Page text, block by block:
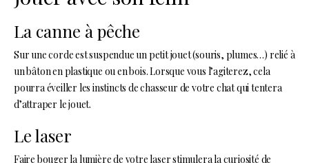
La canne à pêche
Sur une corde est suspendue un petit jouet (souris, plumes…) relié à
un bâton en plastique ou en bois. Lorsque vous l’agiterez, cela
pourra éveiller les instincts de chasseur de votre chat qui tentera
d’attraper le jouet.
Le laser
Faire bouger la lumière de votre laser stimulera la curiosité de